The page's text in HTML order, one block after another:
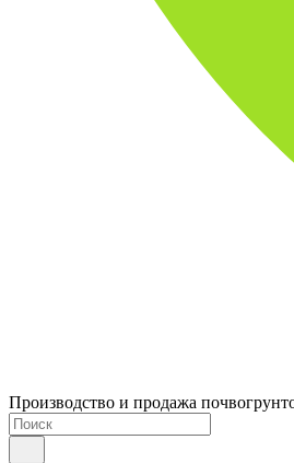
Производство и продажа